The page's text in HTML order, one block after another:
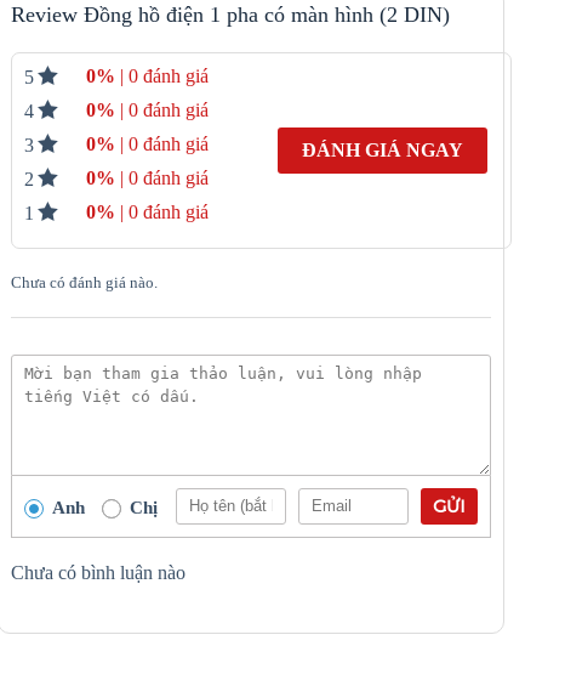
Review Đồng hồ điện 1 pha có màn hình (2 DIN)
5 0% | 0 đánh giá
4
0% | 0 đánh giá
3
0% | 0 đánh giá
2
0% | 0 đánh giá
1
0% | 0 đánh giá
ĐÁNH GIÁ NGAY
Chưa có đánh giá nào.
Anh Chị GỬI
Chưa có bình luận nào